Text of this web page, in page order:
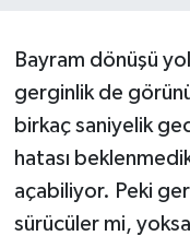
Bayram dönüşü
gerginlik de
birkaç saniyelik
hatası
açabiliyor. Peki
sürücüler mi,